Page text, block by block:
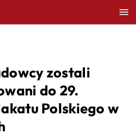
zostali
do 29.
Polskiego w